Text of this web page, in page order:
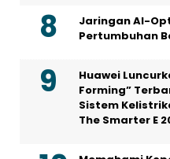
Jaringan AI-
Pertumbuhan
Huawei
Forming”
Sistem
The Smarter E